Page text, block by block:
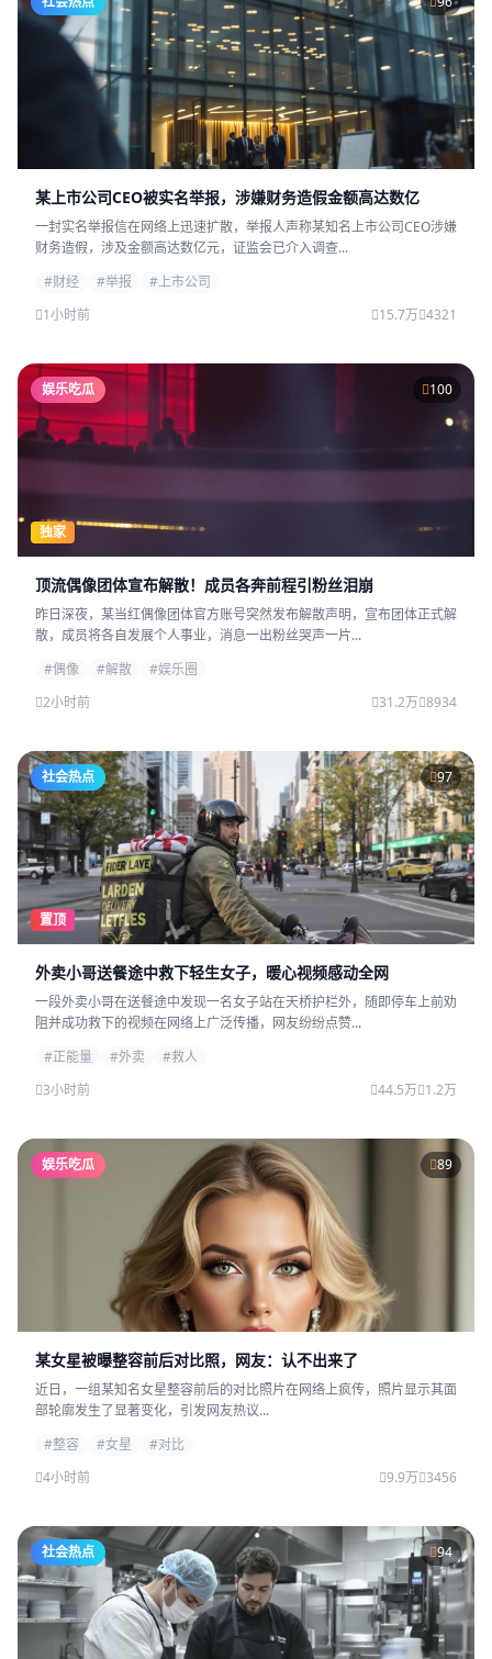
某上市公司CEO被实名举报，涉嫌财务造假金额高达数亿
一封实名举报信在网络上迅速扩散，举报人声称某知名上市公司CEO涉嫌
财务造假，涉及金额高达数亿元，证监会已介入调查...
#财经
#举报
#上市公司
1小时前
15.7万 4321
娱乐吃瓜 100
独家
顶流偶像团体宣布解散！成员各奔前程引粉丝泪崩
昨日深夜，某当红偶像团体官方账号突然发布解散声明，宣布团体正式解
散，成员将各自发展个人事业，消息一出粉丝哭声一片...
#偶像
#解散
#娱乐圈
2小时前
31.2万 8934
社会热点 97
置顶
外卖小哥送餐途中救下轻生女子，暖心视频感动全网
一段外卖小哥在送餐途中发现一名女子站在天桥护栏外，随即停车上前劝
阻并成功救下的视频在网络上广泛传播，网友纷纷点赞...
#正能量
#外卖
#救人
3小时前
44.5万 1.2万
娱乐吃瓜 89
某女星被曝整容前后对比照，网友：认不出来了
近日，一组某知名女星整容前后的对比照片在网络上疯传，照片显示其面
部轮廓发生了显著变化，引发网友热议...
#整容
#女星
#对比
4小时前
9.9万 3456
社会热点 94